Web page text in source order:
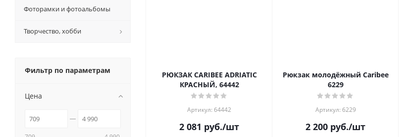
РЮКЗАК CARIBEE ADRIATIC
КРАСНЫЙ, 64442
Артикул: 64442
2 081 руб./шт
Рюкзак молодёжный Caribee
6229
Артикул: 6229
2 200 руб./шт
Фоторамки и фотоальбомы
Творчество, хобби
Фильтр по параметрам
Цена